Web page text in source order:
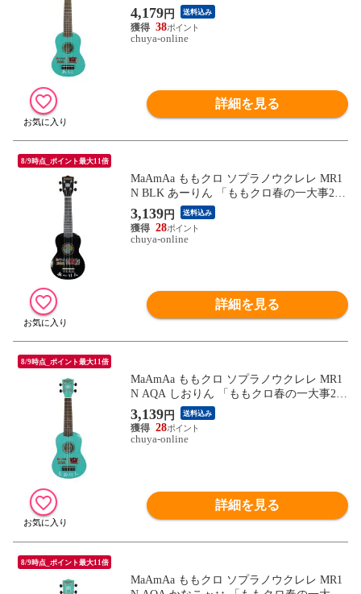
福山市」イベントコラボ製品
4,179円 送料込み
38
chuya-online
詳細を見る
8/9時点_ポイント最大11倍
MaAmAa ももクロ ソプラノウクレレ MR1
N BLK あーりん 「ももクロ春の一大事202
3 in 福山市」イベントコラボ製品
3,139円 送料込み
28
chuya-online
詳細を見る
8/9時点_ポイント最大11倍
MaAmAa ももクロ ソプラノウクレレ MR1
N AQA しおりん 「ももクロ春の一大事202
3 in 福山市」イベントコラボ製品
3,139円 送料込み
28
chuya-online
詳細を見る
8/9時点_ポイント最大11倍
MaAmAa ももクロ ソプラノウクレレ MR1